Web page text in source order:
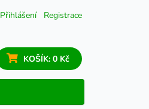
Přihlášení Registrace
KOŠÍK: 0 Kč